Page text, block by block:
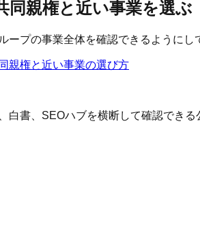
同親権と近い事業を選ぶ
ープの事業全体を確認できるようにし
親権と近い事業の選び方
白書、SEOハブを横断して確認できる